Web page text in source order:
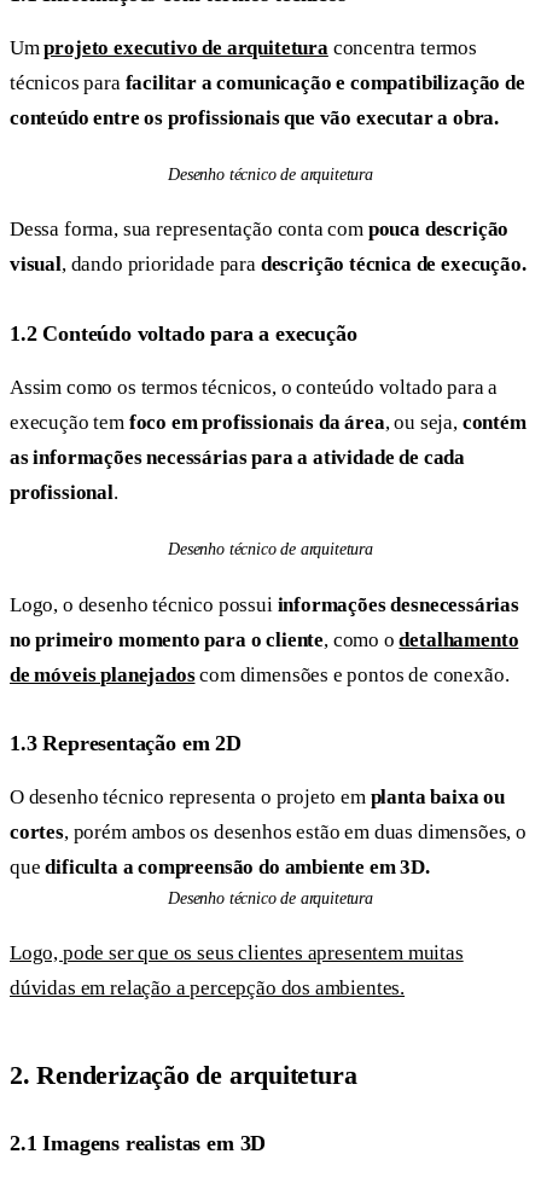
Umprojeto executivo de arquitetura concentra termos
técnicos para facilitar a comunicação e compatibilização de
conteúdo entre os profissionais que vão executar a obra.
Desenho técnico de arquitetura
Dessa forma, sua representação conta com pouca descrição
visual, dando prioridade para descrição técnica de execução.
1.2 Conteúdo voltado para a execução
Assim como os termos técnicos, o conteúdo voltado para a
execução tem foco em profissionais da área, ou seja, contém
as informações necessárias para a atividade de cada
profissional.
Desenho técnico de arquitetura
Logo, o desenho técnico possui informações desnecessárias
no primeiro momento para o cliente, como odetalhamento
de móveis planejadoscom dimensões e pontos de conexão.
1.3 Representação em 2D
O desenho técnico representa o projeto em planta baixa ou
cortes, porém ambos os desenhos estão em duas dimensões, o
quedificulta a compreensão do ambiente em 3D.
Desenho técnico de arquitetura
Logo, pode ser que os seus clientes apresentem muitas
dúvidas em relação a percepção dos ambientes.
2. Renderização de arquitetura
2.1 Imagens realistas em 3D